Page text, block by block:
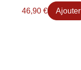
46,90 € Ajouter